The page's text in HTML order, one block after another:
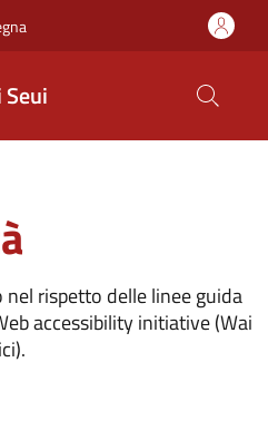
rispetto delle linee guida
accessibility initiative (Wai